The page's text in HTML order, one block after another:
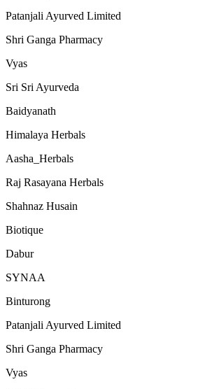
Patanjali Ayurved Limited
Shri Ganga Pharmacy
Vyas
Sri Sri Ayurveda
Baidyanath
Himalaya Herbals
Aasha_Herbals
Raj Rasayana Herbals
Shahnaz Husain
Biotique
Dabur
SYNAA
Binturong
Patanjali Ayurved Limited
Shri Ganga Pharmacy
Vyas